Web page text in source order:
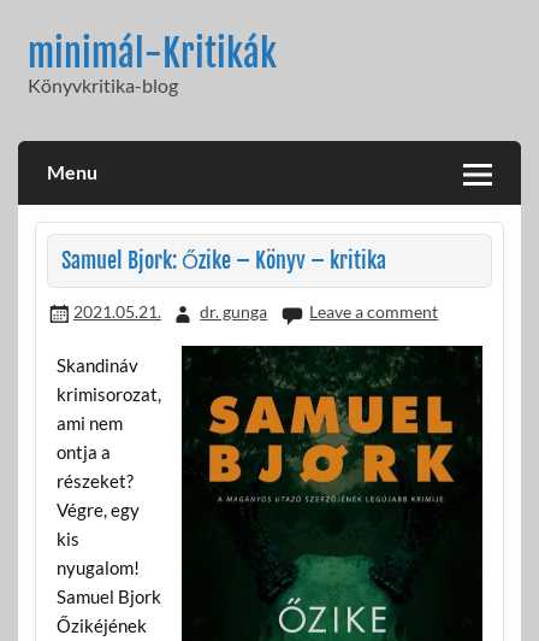
contentminimál-Kritikák
Könyvkritika-blog
Menu
Samuel Bjork: Őzike – Könyv – kritika
2021.05.21. dr. gunga Leave a comment
Skandináv
krimisorozat,
ami nem
ontja a
részeket?
Végre, egy
kis
nyugalom!
Samuel Bjork
Őzikéjének